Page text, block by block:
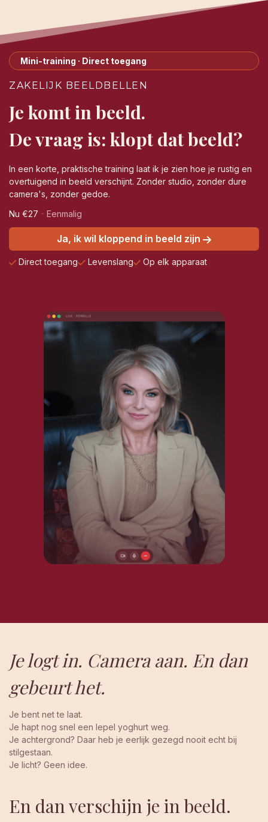
Mini-training · Direct toegang
ZAKELIJK BEELDBELLEN
Je komt in beeld.
De vraag is: klopt dat beeld?
In een korte, praktische training laat ik je zien hoe je rustig en
overtuigend in beeld verschijnt. Zonder studio, zonder dure
camera's, zonder gedoe.
Nu €27 - Eenmalig
Ja, ik wil kloppend in beeld zijn
Direct toegang Levenslang Op elk apparaat
Je logt in. Camera aan. En dan
gebeurt het.
Je bent net te laat.
Je hapt nog snel een lepel yoghurt weg.
Je achtergrond? Daar heb je eerlijk gezegd nooit echt bij
stilgestaan.
Je licht? Geen idee.
En dan verschijn je in beeld.